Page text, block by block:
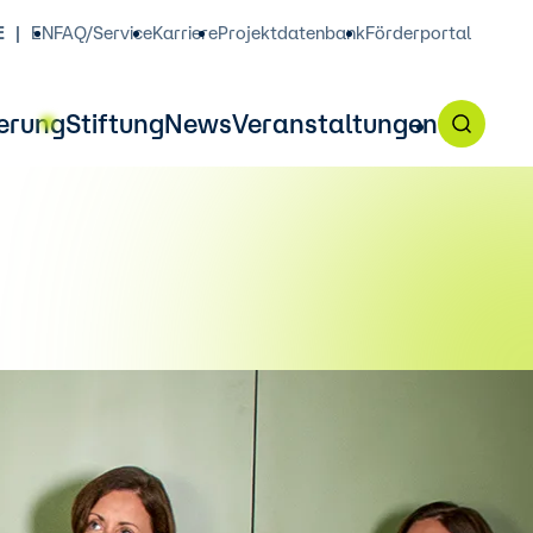
StiftungNewsVeranstaltungen
ENFAQ/ServiceKarriereProjektdatenbankFörderportal